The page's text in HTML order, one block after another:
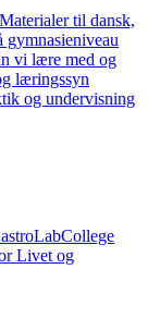
Materialer til dansk,
vi lære med og
læringssyn
og undervisning
Livet og